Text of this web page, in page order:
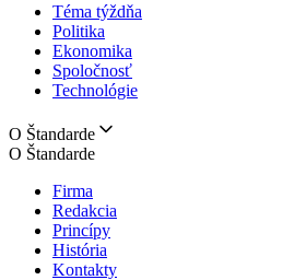
Téma týždňa
Politika
Ekonomika
Spoločnosť
Technológie
O Štandarde
O Štandarde
Firma
Redakcia
Princípy
História
Kontakty